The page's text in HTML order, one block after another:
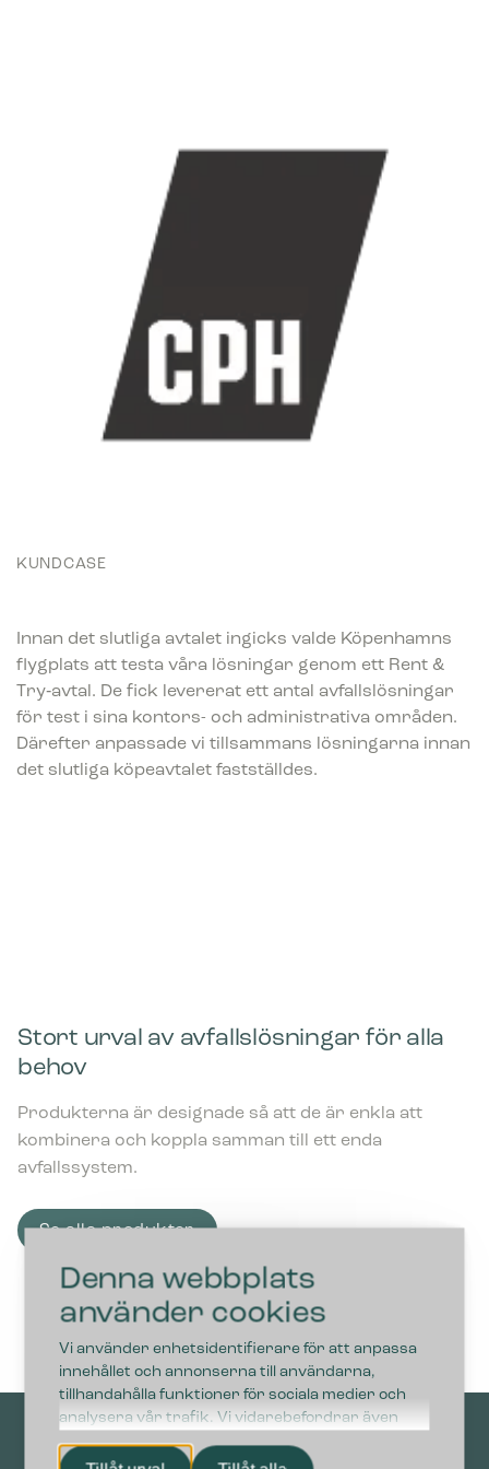
Denna webbplats
använder cookies
Vi använder enhetsidentifierare för att anpassa
innehållet och annonserna till användarna,
tillhandahålla funktioner för sociala medier och
analysera vår trafik. Vi vidarebefordrar även
sådana identifierare och annan information från
din enhet till de sociala medier och annons- och
KUNDCASE
Innan det slutliga avtalet ingicks valde Köpenhamns
flygplats att testa våra lösningar genom ett Rent &
Try‑avtal. De fick levererat ett antal avfallslösningar
för test i sina kontors- och administrativa områden.
Därefter anpassade vi tillsammans lösningarna innan
det slutliga köpeavtalet fastställdes.
Stort urval av avfallslösningar för alla
behov
Produkterna är designade så att de är enkla att
kombinera och koppla samman till ett enda
avfallssystem.
Se alla produkter